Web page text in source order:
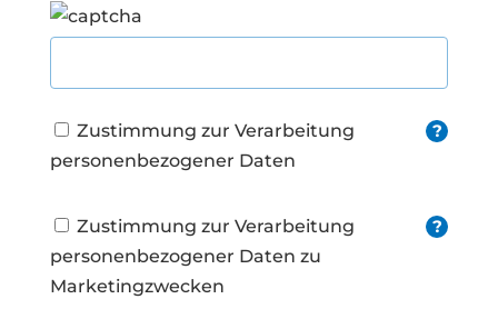
Zustimmung zur Verarbeitung
personenbezogener Daten
?
Zustimmung zur Verarbeitung
personenbezogener Daten zu
Marketingzwecken
?